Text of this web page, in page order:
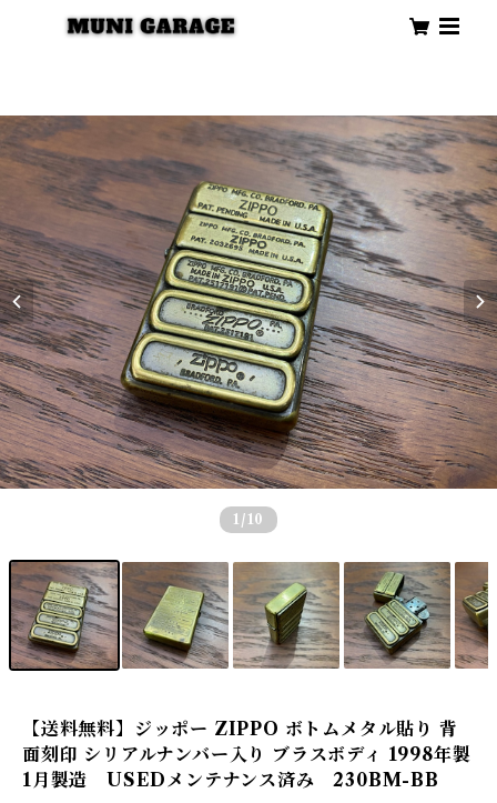
1 /10
【送料無料】ジッポー ZIPPO ボトムメタル貼り 背
面刻印 シリアルナンバー入り ブラスボディ 1998年製
1月製造 USEDメンテナンス済み 230BM-BB